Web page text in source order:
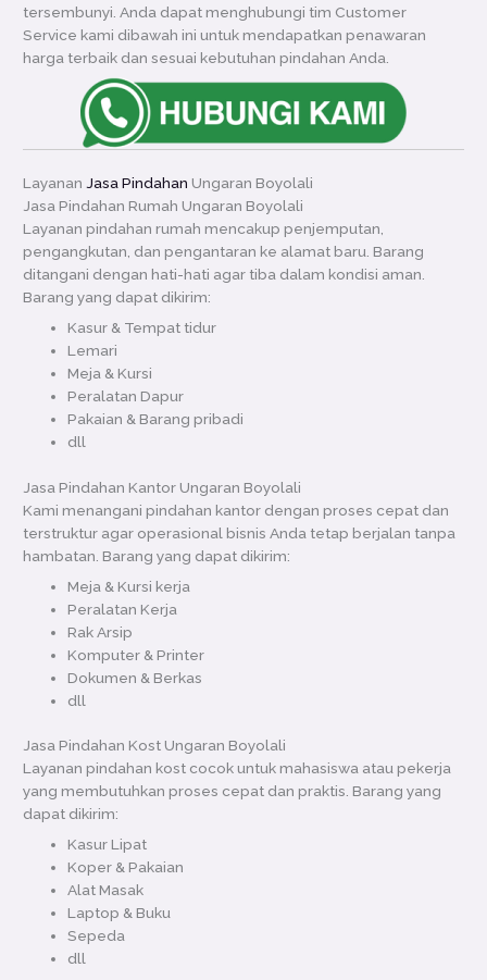
tersembunyi. Anda dapat menghubungi tim Customer
Service kami dibawah ini untuk mendapatkan penawaran
harga terbaik dan sesuai kebutuhan pindahan Anda.
LayananJasa Pindahan Ungaran Boyolali
Jasa Pindahan Rumah Ungaran Boyolali
Layanan pindahan rumah mencakup penjemputan,
pengangkutan, dan pengantaran ke alamat baru. Barang
ditangani dengan hati-hati agar tiba dalam kondisi aman.
Barang yang dapat dikirim:
Kasur & Tempat tidur
Lemari
Meja & Kursi
Peralatan Dapur
Pakaian & Barang pribadi
dll
Jasa Pindahan Kantor Ungaran Boyolali
Kami menangani pindahan kantor dengan proses cepat dan
terstruktur agar operasional bisnis Anda tetap berjalan tanpa
hambatan. Barang yang dapat dikirim:
Meja & Kursi kerja
Peralatan Kerja
Rak Arsip
Komputer & Printer
Dokumen & Berkas
dll
Jasa Pindahan Kost Ungaran Boyolali
Layanan pindahan kost cocok untuk mahasiswa atau pekerja
yang membutuhkan proses cepat dan praktis. Barang yang
dapat dikirim:
Kasur Lipat
Koper & Pakaian
Alat Masak
Laptop & Buku
Sepeda
dll